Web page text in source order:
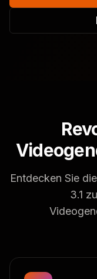
Entdecken Sie
3.1